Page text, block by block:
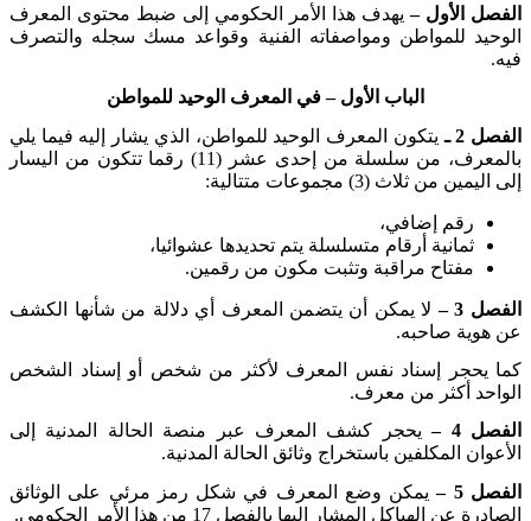
الفصل الأول –يهدف هذا الأمر الحكومي إلى ضبط محتوى المعرف
الوحيد للمواطن ومواصفاته الفنية وقواعد مسك سجله والتصرف
فيه.
الباب الأول – في المعرف الوحيد للمواطن
الفصل 2 ـ
يتكون المعرف الوحيد للمواطن، الذي يشار إليه فيما يلي
بالمعرف، من سلسلة من إحدى عشر (11) رقما تتكون من اليسار
إلى اليمين من ثلاث (3) مجموعات متتالية
:
رقم إضافي،
ثمانية أرقام متسلسلة يتم تحديدها عشوائيا،
مفتاح مراقبة وتثبت مكون من رقمين.
الفصل 3 –
لا يمكن أن يتضمن المعرف أي دلالة من شأنها الكشف
عن هوية صاحبه.
كما يحجر إسناد نفس المعرف لأكثر من شخص أو إسناد الشخص
الواحد أكثر من معرف.
الفصل 4 –
يحجر كشف المعرف عبر منصة الحالة المدنية إلى
الأعوان المكلفين باستخراج وثائق الحالة المدنية.
الفصل 5 –
يمكن وضع المعرف في شكل رمز مرئي على الوثائق
الصادرة عن الهياكل المشار إليها بالفصل 17 من هذا الأمر الحكومي
.